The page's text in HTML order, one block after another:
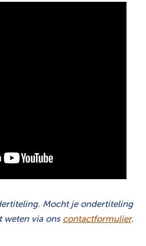
Mocht je ondertiteling
weten via ons contactformulier.